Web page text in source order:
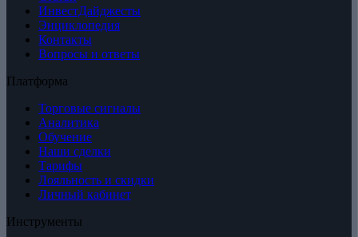
ИнвестДайджесты
Энциклопедия
Контакты
Вопросы и ответы
Платформа
Торговые сигналы
Аналитика
Обучение
Наши сделки
Тарифы
Лояльность и скидки
Личный кабинет
Инструменты